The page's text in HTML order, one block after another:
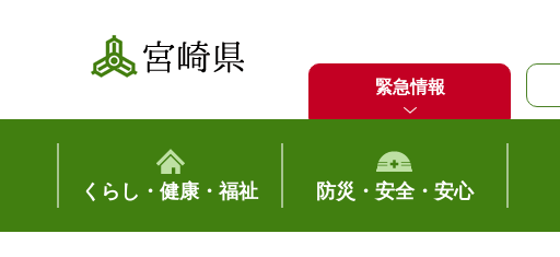
宮崎県
緊急情報
くらし・健康・福祉 防災・安全・安心